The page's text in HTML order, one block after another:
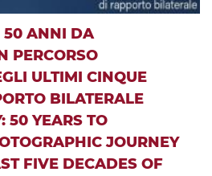
50 ANNI DA
PERCORSO
ULTIMI CINQUE
BILATERALE
50 YEARS TO
JOURNEY
FIVE DECADES OF